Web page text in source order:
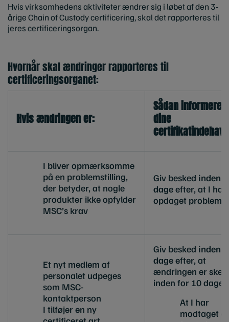
Hvis virksomhedens aktiviteter ændrer sig i løbet af den 3-
årige Chain of Custody certificering, skal det rapporteres til
jeres certificeringsorgan.
Hvornår skal ændringer rapporteres til
certificeringsorganet:
Hvis ændringen er:
Sådan informerer
dine
I bliver opmærksomme
på en problemstilling,
der betyder, at nogle
produkter ikke opfylder
MSC’s krav
Giv besked inden
dageefter, at I har
opdaget problemet
Et nyt medlem af
personalet udpeges
som MSC-
kontaktperson
I tilføjer en ny
Giv besked inden
dageefter, at
ændringen er sket,
inden for 10 dage
At I har
modtaget